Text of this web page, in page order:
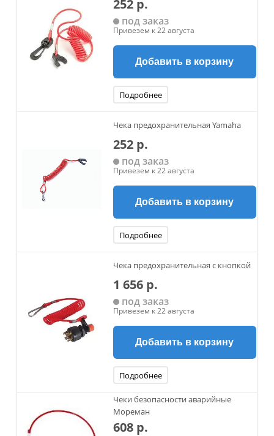
252 р.
под заказ
Привезем к 22 августа
Добавить в корзину
Подробнее
Чека предохранительная Yamaha
252 р.
под заказ
Привезем к 22 августа
Добавить в корзину
Подробнее
Чека предохранительная с кнопкой
1 656 р.
под заказ
Привезем к 22 августа
Добавить в корзину
Подробнее
Чеки безопасности аварийные
Мореман
608 р.